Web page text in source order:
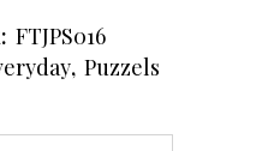
FTJPS016
, Puzzels